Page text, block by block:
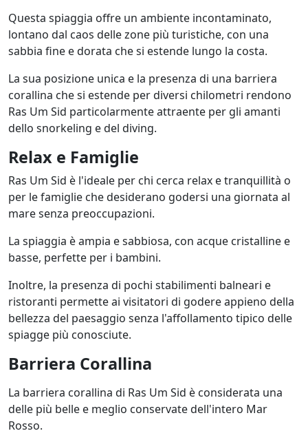
Questa spiaggia offre un ambiente incontaminato,
lontano dal caos delle zone più turistiche, con una
sabbia fine e dorata che si estende lungo la costa.
La sua posizione unica e la presenza di una barriera
corallina che si estende per diversi chilometri rendono
Ras Um Sid particolarmente attraente per gli amanti
dello snorkeling e del diving.
Relax e Famiglie
Ras Um Sid è l'ideale per chi cerca relax e tranquillità o
per le famiglie che desiderano godersi una giornata al
mare senza preoccupazioni.
La spiaggia è ampia e sabbiosa, con acque cristalline e
basse, perfette per i bambini.
Inoltre, la presenza di pochi stabilimenti balneari e
ristoranti permette ai visitatori di godere appieno della
bellezza del paesaggio senza l'affollamento tipico delle
spiagge più conosciute.
Barriera Corallina
La barriera corallina di Ras Um Sid è considerata una
delle più belle e meglio conservate dell'intero Mar
Rosso.